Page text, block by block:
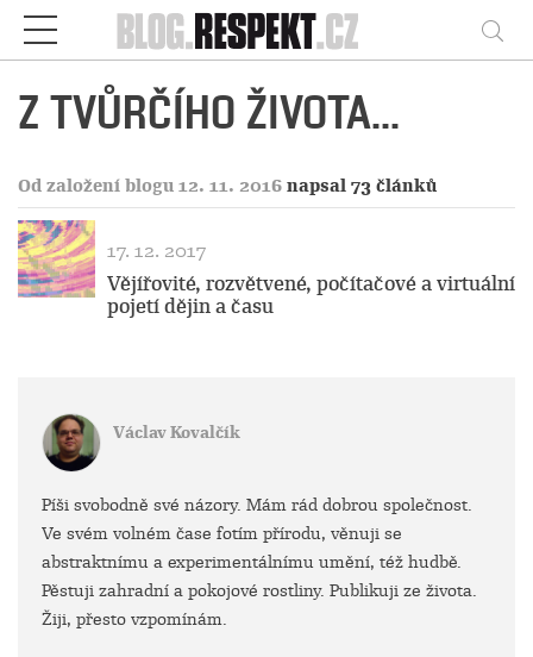
Respekt
Z TVŮRČÍHO ŽIVOTA...
Od založení blogu 12. 11. 2016 napsal 73 článků
17. 12. 2017
Vějířovité, rozvětvené, počítačové a virtuální
pojetí dějin a času
Václav Kovalčík
Píši svobodně své názory. Mám rád dobrou společnost.
Ve svém volném čase fotím přírodu, věnuji se
abstraktnímu a experimentálnímu umění, též hudbě.
Pěstuji zahradní a pokojové rostliny. Publikuji ze života.
Žiji, přesto vzpomínám.